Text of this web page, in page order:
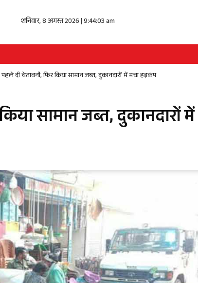
शनिवार, 8 अगस्त 2026 | 9:44:04 am
पहले दी चेतावनी, फिर किया सामान जब्त, दुकानदारों में मचा हड़कंप
सामान जब्त, दुकानदारों में